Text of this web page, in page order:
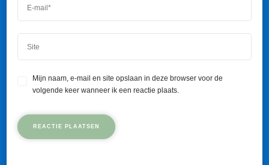
Mijn naam, e-mail en site opslaan in deze browser voor de
volgende keer wanneer ik een reactie plaats.